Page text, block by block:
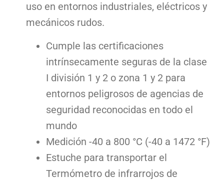
uso en entornos industriales, eléctricos y
mecánicos rudos.
Cumple las certificaciones
intrínsecamente seguras de la clase
I división 1 y 2 o zona 1 y 2 para
entornos peligrosos de agencias de
seguridad reconocidas en todo el
mundo
Medición -40 a 800 °C (-40 a 1472 °F)
Estuche para transportar el
Termómetro de infrarrojos de